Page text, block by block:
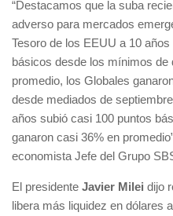
“Destacamos que la suba
adverso para mercados
Tesoro de los EEUU a 10
básicos desde los mínimos de
promedio, los Globales
desde mediados de
años subió casi 100 puntos
ganaron casi 36% en
economista Jefe del Grupo
El presidente Javier Milei dijo
libera más liquidez en dólares